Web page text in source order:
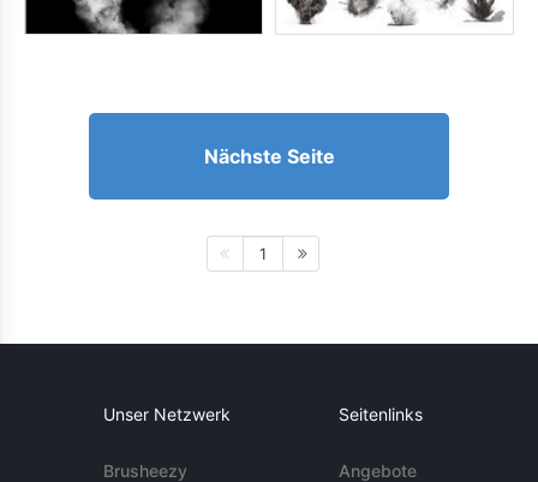
Nächste Seite
1
Unser Netzwerk
Brusheezy
Seitenlinks
Angebote